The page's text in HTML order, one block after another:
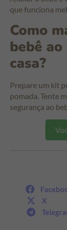
que funciona
Como
bebê
casa?
Prepare um kit
pomada. Tente
segurança ao
X